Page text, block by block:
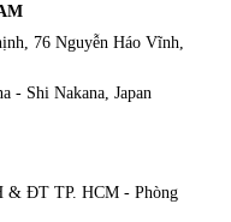
76 Nguyễn Háo Vĩnh,
- Shi Nakana, Japan
& ĐT TP. HCM - Phòng